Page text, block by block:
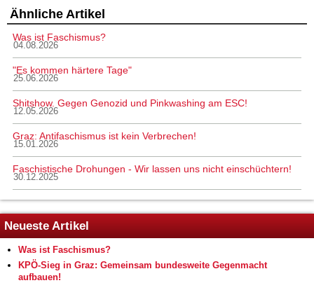
Ähnliche Artikel
Was ist Faschismus?
04.08.2026
"Es kommen härtere Tage"
25.06.2026
Shitshow. Gegen Genozid und Pinkwashing am ESC!
12.05.2026
Graz: Antifaschismus ist kein Verbrechen!
15.01.2026
Faschistische Drohungen - Wir lassen uns nicht einschüchtern!
30.12.2025
Neueste Artikel
Was ist Faschismus?
KPÖ-Sieg in Graz: Gemeinsam bundesweite Gegenmacht
aufbauen!